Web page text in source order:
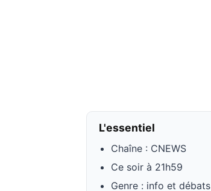
L'essentiel
Chaîne : CNEWS
Ce soir à 21h59
Genre : info et débats